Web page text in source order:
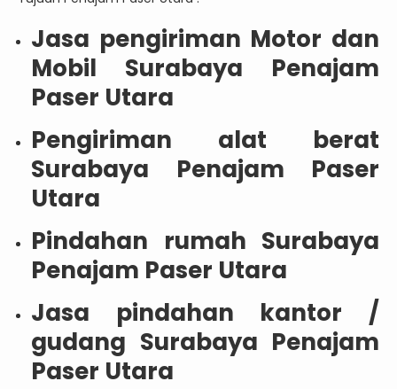
Jasa pengiriman Motor dan
Mobil Surabaya Penajam
Paser Utara
Pengiriman alat berat
Surabaya Penajam Paser
Utara
Pindahan rumah Surabaya
Penajam Paser Utara
Jasa pindahan kantor /
gudang Surabaya Penajam
Paser Utara